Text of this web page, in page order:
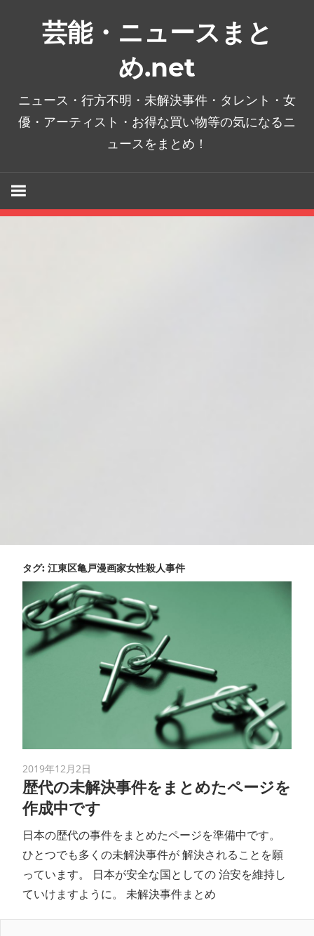
芸能・ニュースまと
め.net
ニュース・行方不明・未解決事件・タレント・女
優・アーティスト・お得な買い物等の気になるニ
ュースをまとめ！
タグ: 江東区亀戸漫画家女性殺人事件
2019年12月2日
歴代の未解決事件をまとめたページを
作成中です
日本の歴代の事件をまとめたページを準備中です。
ひとつでも多くの未解決事件が 解決されることを願
っています。 日本が安全な国としての 治安を維持し
ていけますように。 未解決事件まとめ